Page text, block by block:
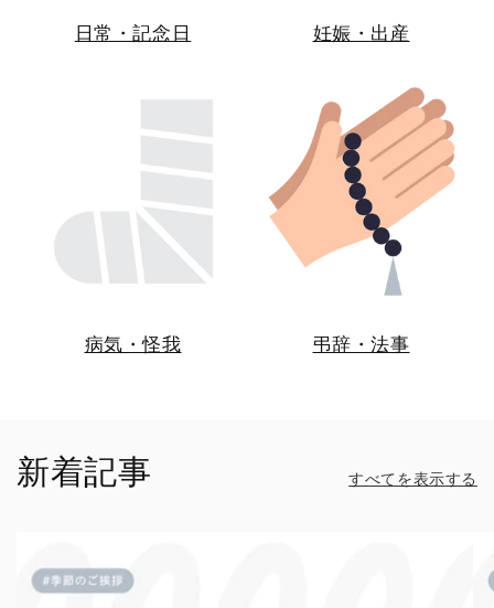
日常・記念日 妊娠・出産
病気・怪我 弔辞・法事
新着記事 すべてを表示する